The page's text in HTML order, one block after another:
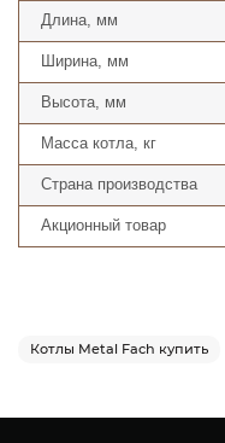
Длина, мм
Ширина, мм
Высота, мм
Масса котла, кг
Страна производства
Акционный товар
Котлы Metal Fach купить